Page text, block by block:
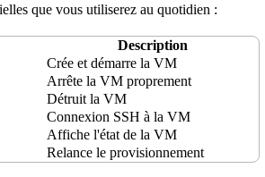
que vous utiliserez au quotidien :
Description
Crée et démarre la VM
Arrête la VM proprement
Détruit la VM
Connexion SSH à la VM
Affiche l'état de la VM
Relance le provisionnement